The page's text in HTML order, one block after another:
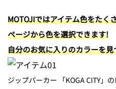
地元
お問い
MOTOJIではアイテム色をたく
ページから色を選択できます!
自分のお気に入りのカラーを
ジップパーカー 「KOGA CITY」